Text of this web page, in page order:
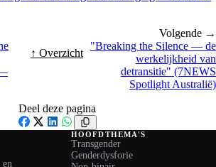
—
↑ Overzicht
Volgende →
"Breaking the Silence — de
werkelijkheid van
detransitie" (7NEWS
Spotlight Australië)
Deel deze pagina
Facebook
X LinkedIn
WhatsApp
HOOFDTHEMA'S
Transgender
Genderdysforie